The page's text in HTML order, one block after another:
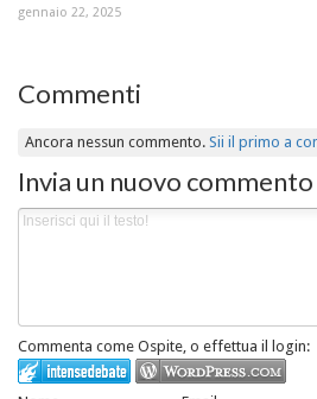
gennaio 22, 2025
Commenti
Ancora nessun commento.Sii il primo a
Invia un nuovo commento
Commenta come Ospite, o effettua il login: